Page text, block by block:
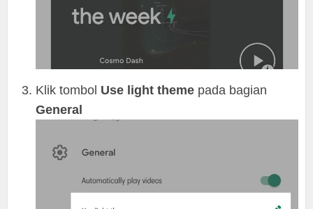
Klik tombol Use light theme pada bagian
General